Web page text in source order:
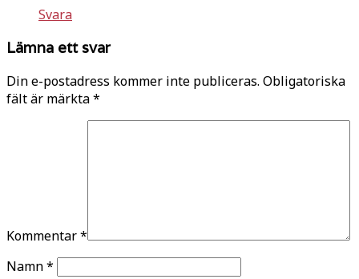
Svara
Lämna ett svar
Din e-postadress kommer inte publiceras. Obligatoriska
fält är märkta*
Kommentar*
Namn*